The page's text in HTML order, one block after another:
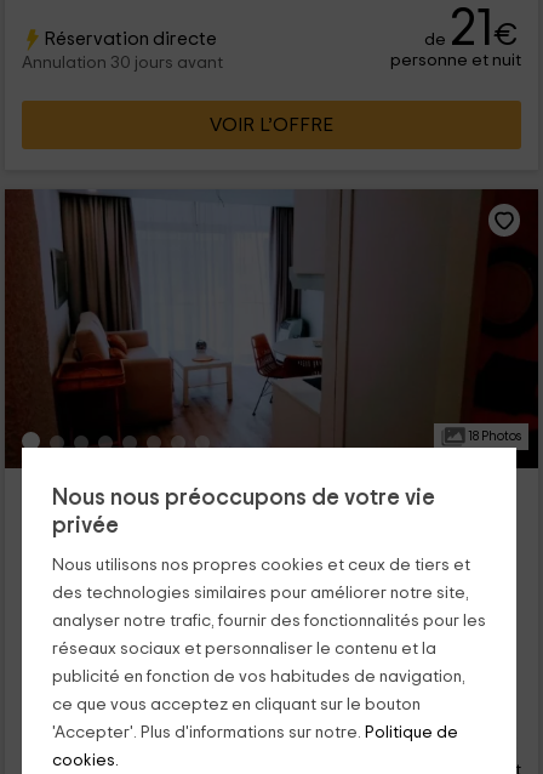
Nous nous préoccupons de votre vie
privée
Nous utilisons nos propres cookies et ceux de tiers et
des technologies similaires pour améliorer notre site,
analyser notre trafic, fournir des fonctionnalités pour les
réseaux sociaux et personnaliser le contenu et la
publicité en fonction de vos habitudes de navigation,
ce que vous acceptez en cliquant sur le bouton
'Accepter'. Plus d'informations sur notre. Politique de
cookies.
restaurant.
Réservation directe
Annulation 30 jours avant
de 21€
personne et nuit
VOIR L’OFFRE
18 Photos
VV Canteras Palm Beach- Henrypole Home
Las Palmas De Gran Canaria, Grande Canarie
Louer en entier
1 chambres
2 personnes
1 salles de bain
Si vous avez besoin d'une escapade romantique sur la plage,
nous recommandons cet appartement dans la ville de las
palmas, à Gran Canarias. L'hébergement pour 2 est très
spacieux, est entièrement équipé et a un balcon. Vous serez
juste à côté de la plage, un parc et un spa pour vous détendre
complètement pendant vos vacances.
40
personne et nuit